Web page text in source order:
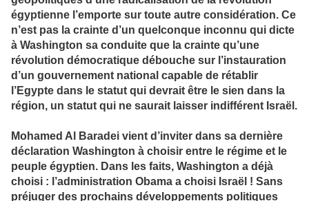
égyptienne l’emporte sur toute autre considération. Ce
n’est pas la crainte d’un quelconque inconnu qui dicte
à Washington sa conduite que la crainte qu’une
révolution démocratique débouche sur l’instauration
d’un gouvernement national capable de rétablir
l’Egypte dans le statut qui devrait être le sien dans la
région, un statut qui ne saurait laisser indifférent Israël.
Mohamed Al Baradei vient d’inviter dans sa dernière
déclaration Washington à choisir entre le régime et le
peuple égyptien. Dans les faits, Washington a déjà
choisi : l’administration Obama a choisi Israël ! Sans
préjuger des prochains développements politiques